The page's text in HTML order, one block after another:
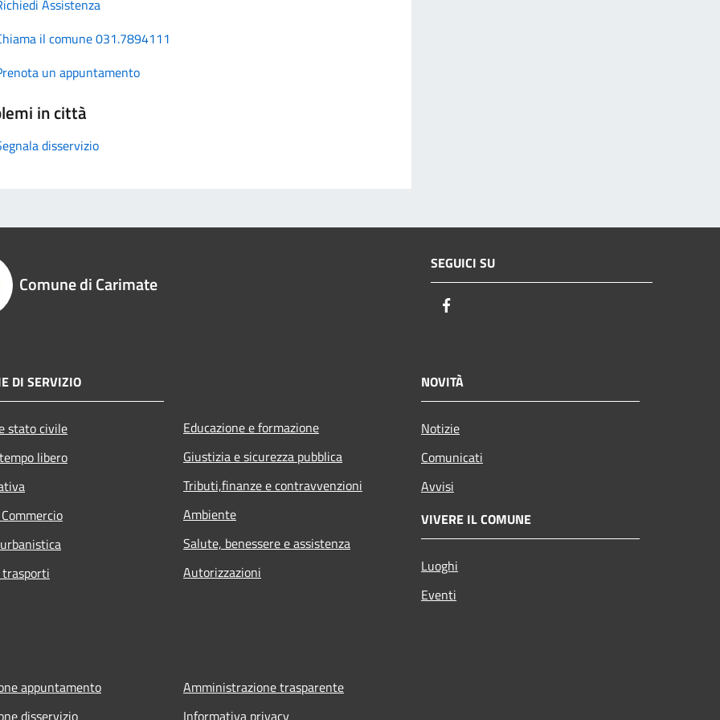
Assistenza
il comune 031.7894111
un appuntamento
in città
disservizio
Comune di Carimate
SEGUICI SU
DI SERVIZIO
stato civile
libero
Educazione e formazione
Giustizia e sicurezza pubblica
Tributi,finanze e contravvenzioni
Ambiente
Salute, benessere e assistenza
Autorizzazioni
NOVITÀ
Notizie
Comunicati
Avvisi
VIVERE IL COMUNE
Luoghi
Eventi
appuntamento
disservizio
Amministrazione trasparente
Informativa privacy